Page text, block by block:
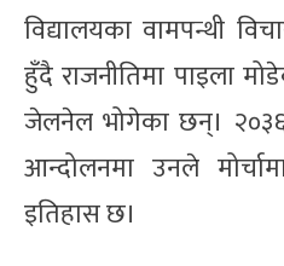
विद्यालयका वामपन्थी
हुँदै राजनीतिमा पाइला
जेलनेल भोगेका छन्।
आन्दोलनमा उनले
इतिहास छ।